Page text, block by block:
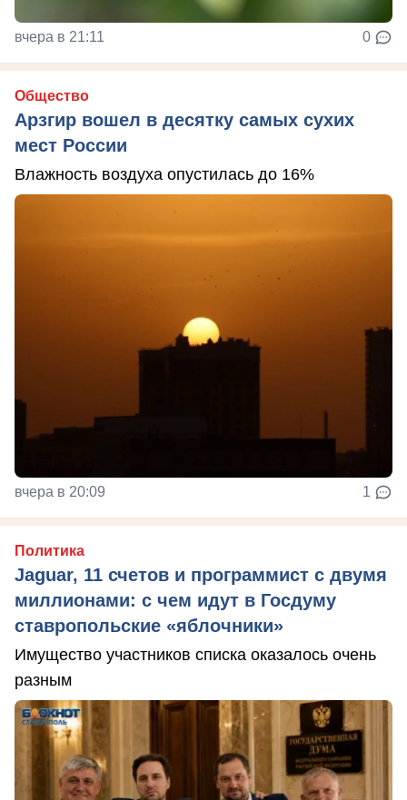
вчера в 21:11 0
Общество
Арзгир вошел в десятку самых сухих
мест России
Влажность воздуха опустилась до 16%
вчера в 20:09 1
Политика
Jaguar, 11 счетов и программист с двумя
миллионами: с чем идут в Госдуму
ставропольские «яблочники»
Имущество участников списка оказалось очень
разным